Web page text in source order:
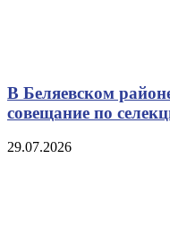
В Беляевском
совещание по
29.07.2026